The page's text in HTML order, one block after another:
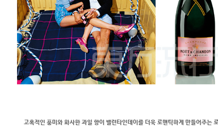
고혹적인 풍미와 화사한 과일 향이 밸런타인데이를 더욱 로맨틱하게 만들어주는